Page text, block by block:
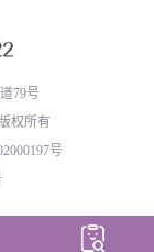
79号
权所有
号